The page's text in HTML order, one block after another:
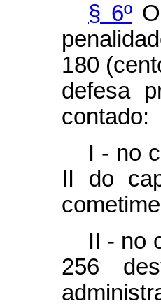
§ 6ºO
180
defesa
contado:
I - no
II do
II - no
256